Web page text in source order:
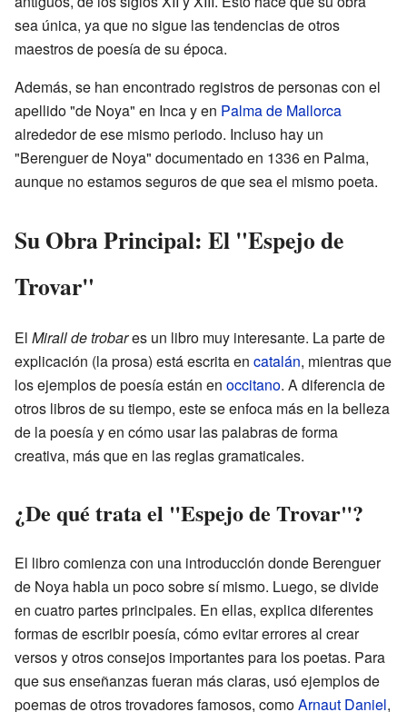
sea única, ya que no sigue las tendencias de otros
maestros de poesía de su época.
Además, se han encontrado registros de personas con el
apellido "de Noya" en Inca y en Palma de Mallorca
alrededor de ese mismo periodo. Incluso hay un
"Berenguer de Noya" documentado en 1336 en Palma,
aunque no estamos seguros de que sea el mismo poeta.
Su Obra Principal: El "Espejo de
Trovar"
El Mirall de trobares un libro muy interesante. La parte de
explicación (la prosa) está escrita en catalán, mientras que
los ejemplos de poesía están en occitano. A diferencia de
otros libros de su tiempo, este se enfoca más en la belleza
de la poesía y en cómo usar las palabras de forma
creativa, más que en las reglas gramaticales.
¿De qué trata el "Espejo de Trovar"?
El libro comienza con una introducción donde Berenguer
de Noya habla un poco sobre sí mismo. Luego, se divide
en cuatro partes principales. En ellas, explica diferentes
formas de escribir poesía, cómo evitar errores al crear
versos y otros consejos importantes para los poetas. Para
que sus enseñanzas fueran más claras, usó ejemplos de
poemas de otros trovadores famosos, comoArnaut Daniel,